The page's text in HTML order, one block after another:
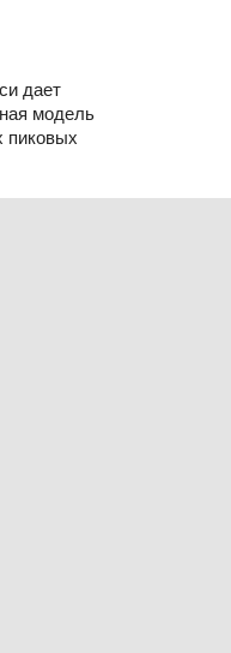
дает
модель
пиковых